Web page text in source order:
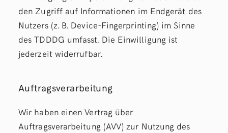
den Zugriff auf Informationen im Endgerät des
Nutzers (z. B. Device-Fingerprinting) im Sinne
des TDDDG umfasst. Die Einwilligung ist
jederzeit widerrufbar.
Auftragsverarbeitung
Wir haben einen Vertrag über
Auftragsverarbeitung (AVV) zur Nutzung des